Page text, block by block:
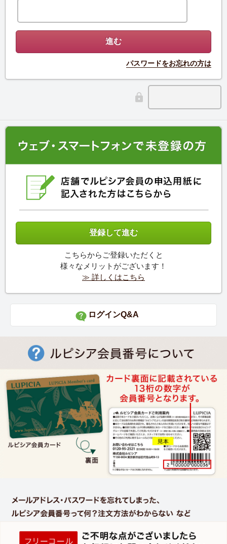
パスワードをお忘れの方は
こちらからご登録いただくと
様々なメリットがございます！
≫ 詳しくはこちら